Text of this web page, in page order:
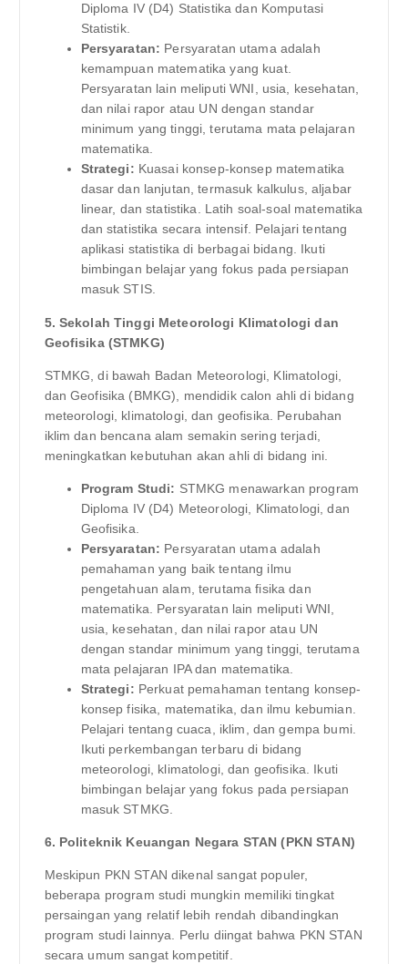
Diploma IV (D4) Statistika dan Komputasi
Statistik.
Persyaratan: Persyaratan utama adalah
kemampuan matematika yang kuat.
Persyaratan lain meliputi WNI, usia, kesehatan,
dan nilai rapor atau UN dengan standar
minimum yang tinggi, terutama mata pelajaran
matematika.
Strategi: Kuasai konsep-konsep matematika
dasar dan lanjutan, termasuk kalkulus, aljabar
linear, dan statistika. Latih soal-soal matematika
dan statistika secara intensif. Pelajari tentang
aplikasi statistika di berbagai bidang. Ikuti
bimbingan belajar yang fokus pada persiapan
masuk STIS.
5. Sekolah Tinggi Meteorologi Klimatologi dan
Geofisika (STMKG)
STMKG, di bawah Badan Meteorologi, Klimatologi,
dan Geofisika (BMKG), mendidik calon ahli di bidang
meteorologi, klimatologi, dan geofisika. Perubahan
iklim dan bencana alam semakin sering terjadi,
meningkatkan kebutuhan akan ahli di bidang ini.
Program Studi: STMKG menawarkan program
Diploma IV (D4) Meteorologi, Klimatologi, dan
Geofisika.
Persyaratan: Persyaratan utama adalah
pemahaman yang baik tentang ilmu
pengetahuan alam, terutama fisika dan
matematika. Persyaratan lain meliputi WNI,
usia, kesehatan, dan nilai rapor atau UN
dengan standar minimum yang tinggi, terutama
mata pelajaran IPA dan matematika.
Strategi: Perkuat pemahaman tentang konsep-
konsep fisika, matematika, dan ilmu kebumian.
Pelajari tentang cuaca, iklim, dan gempa bumi.
Ikuti perkembangan terbaru di bidang
meteorologi, klimatologi, dan geofisika. Ikuti
bimbingan belajar yang fokus pada persiapan
masuk STMKG.
6. Politeknik Keuangan Negara STAN (PKN STAN)
Meskipun PKN STAN dikenal sangat populer,
beberapa program studi mungkin memiliki tingkat
persaingan yang relatif lebih rendah dibandingkan
program studi lainnya. Perlu diingat bahwa PKN STAN
secara umum sangat kompetitif.